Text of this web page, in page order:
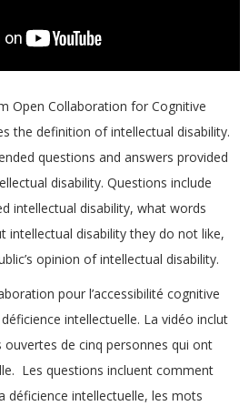
Open Collaboration for Cognitive
the definition of intellectual disability.
questions and answers provided
disability. Questions include
intellectual disability, what words
intellectual disability they do not like,
opinion of intellectual disability.
pour l’accessibilité cognitive
intellectuelle. La vidéo inclut
de cinq personnes qui ont
Les questions incluent comment
déficience intellectuelle, les mots